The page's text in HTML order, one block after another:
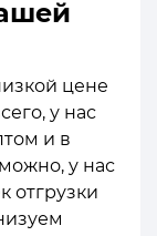
цене
у нас
и в
у нас
отгрузки